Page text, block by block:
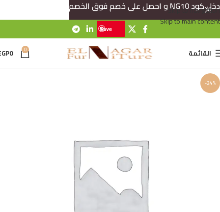
Skip to navigation
Skip to main content
Save
القائمة 0
0
-24%
دخل كود NG10 و احصل على خصم فوق الخصم